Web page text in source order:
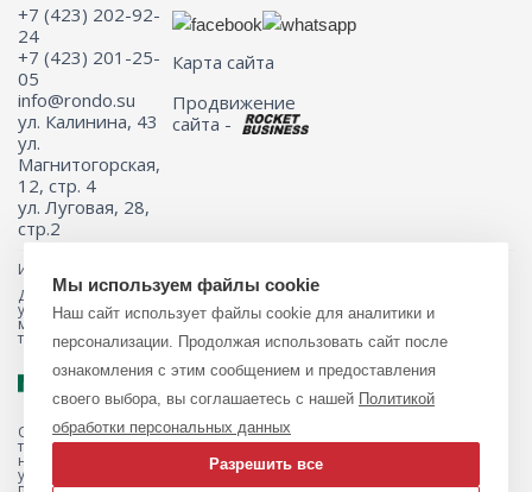
+7 (423) 202-92-
24
+7 (423) 201-25-
05
info@rondo.su
ул. Калинина, 43
ул.
Магнитогорская,
12, стр. 4
ул. Луговая, 28,
стр.2
Карта сайта
Продвижение
сайта -
Информация на сайте не является публичной офертой.
Для получения подробной информации о наличии и стоимости
указанных товаров и (или) услуг, пожалуйста, обращайтесь к
менеджеру сайта с помощью специальной формы связи или по
телефону 8 (423) 201-25-05
Обращаем ваше внимание на то, что данный интернет-магазин, а
также вся информация о товарах и ценах, предоставленная на нём,
носит исключительно информационный характер и ни при каких
условиях не является публичной офертой, определяемой
Мы используем файлы cookie
Наш сайт использует файлы cookie для аналитики и
персонализации. Продолжая использовать сайт после
ознакомления с этим сообщением и предоставления
своего выбора, вы соглашаетесь с нашей Политикой
обработки персональных данных
Разрешить все